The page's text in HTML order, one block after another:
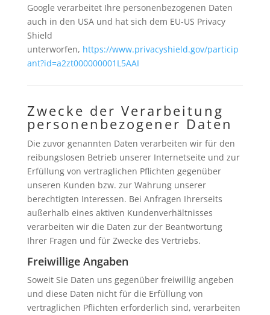
Google verarbeitet Ihre personenbezogenen Daten
auch in den USA und hat sich dem EU-US Privacy
Shield
unterworfen, https://www.privacyshield.gov/particip
ant?id=a2zt000000001L5AAI
Zwecke der Verarbeitung
personenbezogener Daten
Die zuvor genannten Daten verarbeiten wir für den
reibungslosen Betrieb unserer Internetseite und zur
Erfüllung von vertraglichen Pflichten gegenüber
unseren Kunden bzw. zur Wahrung unserer
berechtigten Interessen. Bei Anfragen Ihrerseits
außerhalb eines aktiven Kundenverhältnisses
verarbeiten wir die Daten zur der Beantwortung
Ihrer Fragen und für Zwecke des Vertriebs.
Freiwillige Angaben
Soweit Sie Daten uns gegenüber freiwillig angeben
und diese Daten nicht für die Erfüllung von
vertraglichen Pflichten erforderlich sind, verarbeiten